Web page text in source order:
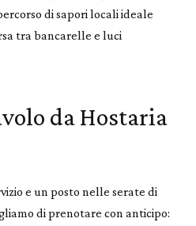
di sapori locali ideale
tra bancarelle e luci
da Hostaria
e un posto nelle serate di
di prenotare con anticipo: